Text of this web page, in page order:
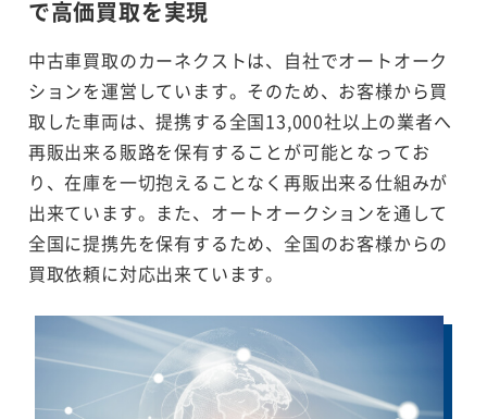
で高価買取を実現
中古車買取のカーネクストは、自社でオートオーク
ションを運営しています。そのため、お客様から買
取した車両は、提携する全国13,000社以上の業者へ
再販出来る販路を保有することが可能となってお
り、在庫を一切抱えることなく再販出来る仕組みが
出来ています。また、オートオークションを通して
全国に提携先を保有するため、全国のお客様からの
買取依頼に対応出来ています。